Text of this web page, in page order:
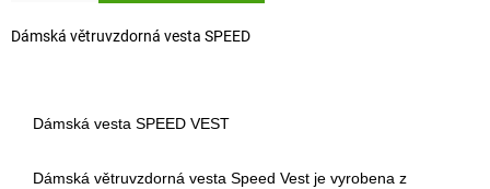
Dámská větruvzdorná vesta SPEED
Dámská vesta SPEED VEST
Dámská větruvzdorná vesta Speed Vest je vyrobena z